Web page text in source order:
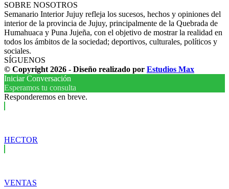
SOBRE NOSOTROS
Semanario Interior Jujuy refleja los sucesos, hechos y opiniones del
interior de la provincia de Jujuy, principalmente de la Quebrada de
Humahuaca y Puna Jujeña, con el objetivo de mostrar la realidad en
todos los ámbitos de la sociedad; deportivos, culturales, políticos y
sociales.
SÍGUENOS
© Copyright 2026 - Diseño realizado por Estudios Max
Iniciar Conversación
Esperamos tu consulta
Responderemos en breve.
HECTOR
VENTAS